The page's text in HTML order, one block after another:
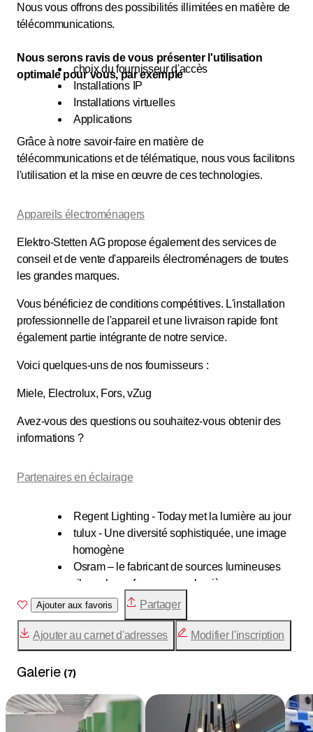
Nous vous offrons des possibilités illimitées en matière de
télécommunications.
Nous serons ravis de vous présenter l'utilisation
optimale pour vous, par exemple
choix du fournisseur d'accès
Installations IP
Installations virtuelles
Applications
Grâce à notre savoir-faire en matière de
télécommunications et de télématique, nous vous facilitons
l'utilisation et la mise en œuvre de ces technologies.
Appareils électroménagers
Elektro-Stetten AG propose également des services de
conseil et de vente d'appareils électroménagers de toutes
les grandes marques.
Vous bénéficiez de conditions compétitives. L'installation
professionnelle de l'appareil et une livraison rapide font
également partie intégrante de notre service.
Voici quelques-uns de nos fournisseurs :
Miele, Electrolux, Fors, vZug
Avez-vous des questions ou souhaitez-vous obtenir des
informations ?
Partenaires en éclairage
Regent Lighting - Today met la lumière au jour
tulux - Une diversité sophistiquée, une image
homogène
Osram – le fabricant de sources lumineuses
ribag - la performance en lumière
TKL Licht gmbh - Une longueur d'avance
grâce à l'innovation
Firalux Design – Des prix compétitifs, une
qualité irréprochable, un design soigné
Ajouter aux favoris Partager
Ajouter au carnet d'adresses Modifier l'inscription
Galerie (7)